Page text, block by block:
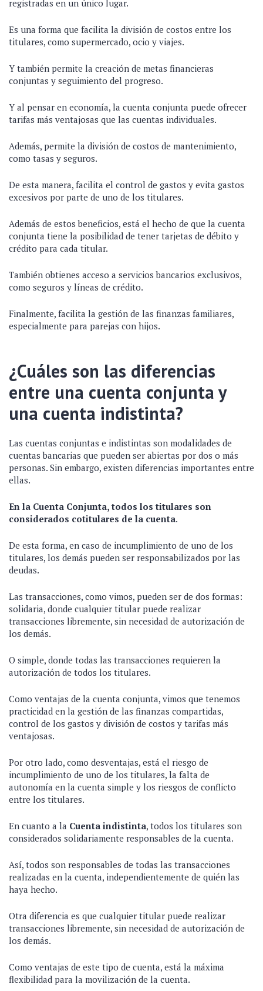
registradas en un único lugar.
Es una forma que facilita la división de costos entre los
titulares, como supermercado, ocio y viajes.
Y también permite la creación de metas financieras
conjuntas y seguimiento del progreso.
Y al pensar en economía, la cuenta conjunta puede ofrecer
tarifas más ventajosas que las cuentas individuales.
Además, permite la división de costos de mantenimiento,
como tasas y seguros.
De esta manera, facilita el control de gastos y evita gastos
excesivos por parte de uno de los titulares.
Además de estos beneficios, está el hecho de que la cuenta
conjunta tiene la posibilidad de tener tarjetas de débito y
crédito para cada titular.
También obtienes acceso a servicios bancarios exclusivos,
como seguros y líneas de crédito.
Finalmente, facilita la gestión de las finanzas familiares,
especialmente para parejas con hijos.
¿Cuáles son las diferencias
entre una cuenta conjunta y
una cuenta indistinta?
Las cuentas conjuntas e indistintas son modalidades de
cuentas bancarias que pueden ser abiertas por dos o más
personas. Sin embargo, existen diferencias importantes entre
ellas.
En la Cuenta Conjunta, todos los titulares son
considerados cotitulares de la cuenta.
De esta forma, en caso de incumplimiento de uno de los
titulares, los demás pueden ser responsabilizados por las
deudas.
Las transacciones, como vimos, pueden ser de dos formas:
solidaria, donde cualquier titular puede realizar
transacciones libremente, sin necesidad de autorización de
los demás.
O simple, donde todas las transacciones requieren la
autorización de todos los titulares.
Como ventajas de la cuenta conjunta, vimos que tenemos
practicidad en la gestión de las finanzas compartidas,
control de los gastos y división de costos y tarifas más
ventajosas.
Por otro lado, como desventajas, está el riesgo de
incumplimiento de uno de los titulares, la falta de
autonomía en la cuenta simple y los riesgos de conflicto
entre los titulares.
En cuanto a la Cuenta indistinta, todos los titulares son
considerados solidariamente responsables de la cuenta.
Así, todos son responsables de todas las transacciones
realizadas en la cuenta, independientemente de quién las
haya hecho.
Otra diferencia es que cualquier titular puede realizar
transacciones libremente, sin necesidad de autorización de
los demás.
Como ventajas de este tipo de cuenta, está la máxima
flexibilidad para la movilización de la cuenta.